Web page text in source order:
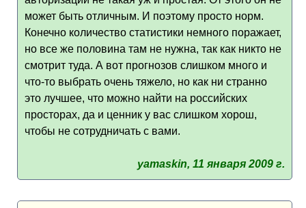
может быть отличным. И поэтому просто норм.
Конечно количество статистики немного поражает,
но все же половина там не нужна, так как никто не
смотрит туда. А вот прогнозов слишком много и
что-то выбрать очень тяжело, но как ни странно
это лучшее, что можно найти на российских
просторах, да и ценник у вас слишком хорош,
чтобы не сотрудничать с вами.
yamaskin, 11 января 2009 г.